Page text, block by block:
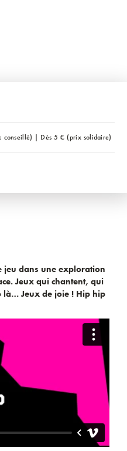
| Dès 5 € (prix solidaire)
jeu dans une exploration
Jeux qui chantent, qui
là… Jeux de joie ! Hip hip